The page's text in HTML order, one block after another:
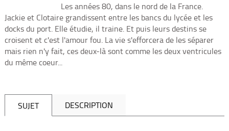
Les années 80, dans le nord de la France.
Jackie et Clotaire grandissent entre les bancs du lycée et les
docks du port. Elle étudie, il traine. Et puis leurs destins se
croisent et c'est l'amour fou. La vie s'efforcera de les séparer
mais rien n'y fait, ces deux-là sont comme les deux ventricules
du même coeur...
SUJET DESCRIPTION